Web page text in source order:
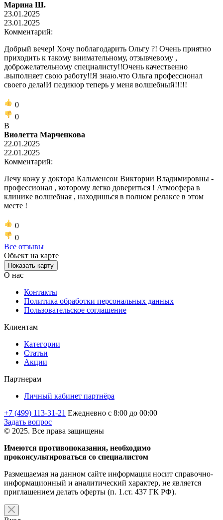
Марина Ш.
23.01.2025
23.01.2025
Комментарий:
Добрый вечер! Хочу поблагодарить Ольгу ?! Очень приятно
приходить к такому внимательному, отзывчевому ,
доброжелательному специалисту!!Очень качественно
.выполняет свою работу!!Я знаю.что Ольга профессионал
своего дела!И педикюр теперь у меня волшебный!!!!!
0
0
В
Виолетта Марченкова
22.01.2025
22.01.2025
Комментарий:
Лечу кожу у доктора Кальменсон Виктории Владимировны -
профессионал , которому легко довериться ! Атмосфера в
клинике волшебная , находишься в полном релаксе в этом
месте !
0
0
Все отзывы
Обьект на карте
Показать карту
О нас
Контакты
Политика обработки персональных данных
Пользовательское соглашение
Клиентам
Категории
Статьи
Акции
Партнерам
Личный кабинет партнёра
+7 (499) 113-31-21 Ежедневно с 8:00 до 00:00
Задать вопрос
© 2025. Все права защищены
Имеются противопоказания, необходимо
проконсультироваться со специалистом
Размещаемая на данном сайте информация носит справочно-
информационный и аналитический характер, не является
приглашением делать оферты (п. 1.ст. 437 ГК РФ).